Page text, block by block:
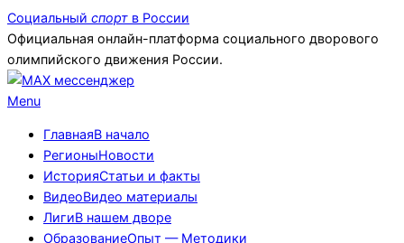
Skip
to
content
Социальный спорт в России
Официальная онлайн-платформа социального дворового
олимпийского движения России.
Primary
Menu
Menu
ГлавнаяВ начало
РегионыНовости
ИсторияСтатьи и факты
ВидеоВидео материалы
ЛигиВ нашем дворе
ОбразованиеОпыт — Методики